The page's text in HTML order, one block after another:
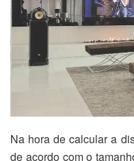
Na hora de calcular a
de acordo com o